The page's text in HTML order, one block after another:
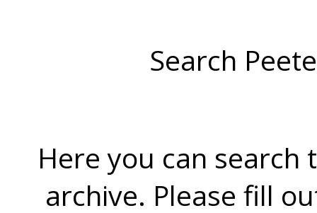
Search
Here you can search
archive. Please fill